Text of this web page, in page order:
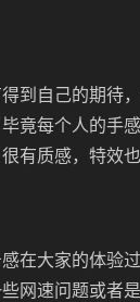
到自己的期待
竟每个人的手
有质感，特效也
在大家的体验
网速问题或者